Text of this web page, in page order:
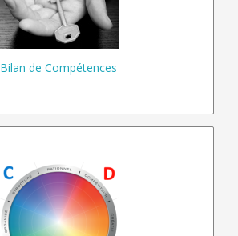
Bilan de Compétences
Carrière
Avenir
En savoir plus…
en Couleurs !
Rouge . Jaune
Vert . Bleu